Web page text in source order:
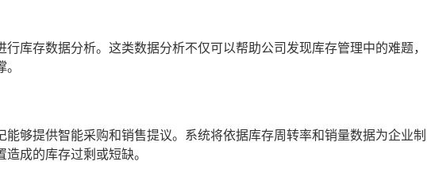
库存数据分析。这类数据分析不仅可以帮助公司发现库存管理中的难题，
够提供智能采购和销售提议。系统将依据库存周转率和销量数据为企业制
成的库存过剩或短缺。